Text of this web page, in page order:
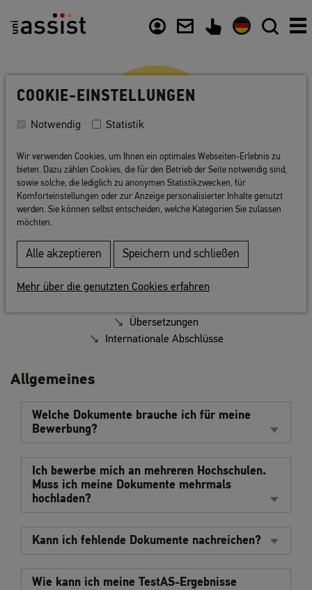
Dokumente sammeln
Zeugnisse
Übersetzungen
Internationale Abschlüsse
Allgemeines
Welche Dokumente brauche ich für meine
Bewerbung?
Ich bewerbe mich an mehreren Hochschulen.
Muss ich meine Dokumente mehrmals
hochladen?
Kann ich fehlende Dokumente nachreichen?
Wie kann ich meine TestAS-Ergebnisse
COOKIE-EINSTELLUNGEN
Notwendig Statistik
Wir verwenden Cookies, um Ihnen ein optimales Webseiten-Erlebnis zu
bieten. Dazu zählen Cookies, die für den Betrieb der Seite notwendig sind,
sowie solche, die lediglich zu anonymen Statistikzwecken, für
Komforteinstellungen oder zur Anzeige personalisierter Inhalte genutzt
werden. Sie können selbst entscheiden, welche Kategorien Sie zulassen
möchten.
Alle akzeptieren Speichern und schließen
Mehr über die genutzten Cookies erfahren